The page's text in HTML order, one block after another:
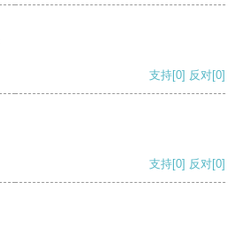
支持[0] 反对[0]
支持[0] 反对[0]